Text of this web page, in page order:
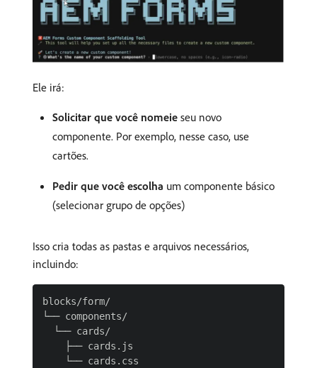
Ele irá:
Solicitar que você nomeie seu novo
componente. Por exemplo, nesse caso, use
cartões.
Pedir que você escolha um componente básico
(selecionar grupo de opções)
Isso cria todas as pastas e arquivos necessários,
incluindo:
blocks/form/
└── components/
  └── cards/
    ├── cards.js
    └── cards.css